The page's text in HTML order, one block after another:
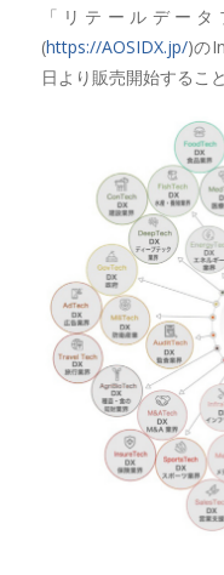
「リテールデータ
(https://AOSIDX.jp/)の
日より販売開始するこ